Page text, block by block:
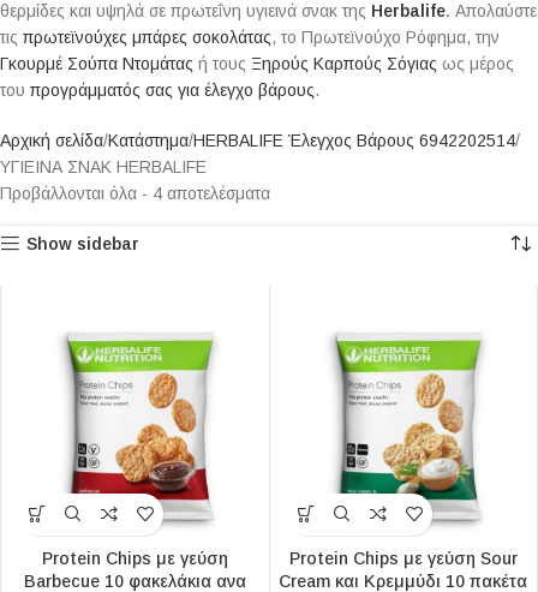
θερμίδες και υψηλά σε πρωτεΐνη υγιεινά σνακ της Herbalife. Απολαύστε
τις πρωτεϊνούχες μπάρες σοκολάτας, το Πρωτεϊνούχο Ρόφημα, την
Γκουρμέ Σούπα Ντομάτας ή τους Ξηρούς Καρπούς Σόγιας ως μέρος
του προγράμματός σας για έλεγχο βάρους.
Αρχική σελίδα Κατάστημα HERBALIFE Έλεγχος Βάρους 6942202514
ΥΓΙΕΙΝΑ ΣΝΑΚ HERBALIFE
Προβάλλονται όλα - 4 αποτελέσματα
Show sidebar
Protein Chips με γεύση
Barbecue 10 φακελάκια ανα
Protein Chips με γεύση Sour
Cream και Κρεμμύδι 10 πακέτα